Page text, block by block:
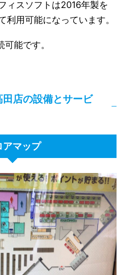
ィスソフトは2016年製を
利用可能になっています。
能です。
店の設備とサービ
アマップ